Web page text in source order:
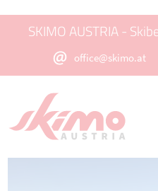
SKIMO AUSTRIA -
office@skimo.at